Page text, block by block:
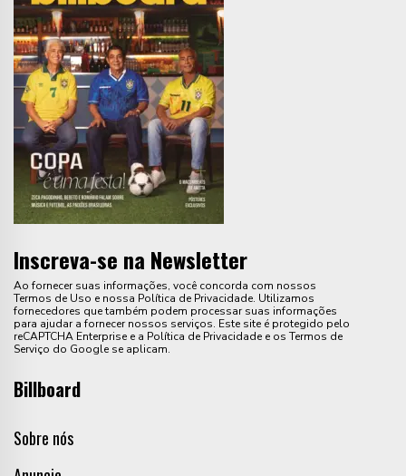
Inscreva-se na Newsletter
Ao fornecer suas informações, você concorda com nossos
Termos de Uso e nossa Política de Privacidade. Utilizamos
fornecedores que também podem processar suas informações
para ajudar a fornecer nossos serviços. Este site é protegido pelo
reCAPTCHA Enterprise e a Política de Privacidade e os Termos de
Serviço do Google se aplicam.
Billboard
Sobre nós